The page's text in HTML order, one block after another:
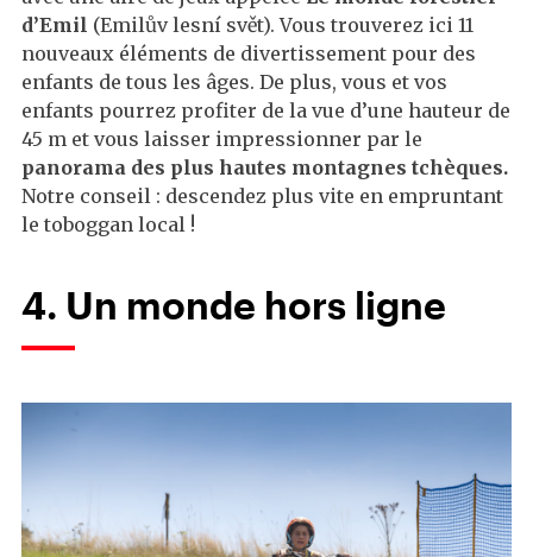
d’Emil (Emilův lesní svět). Vous trouverez ici 11
nouveaux éléments de divertissement pour des
enfants de tous les âges. De plus, vous et vos
enfants pourrez profiter de la vue d’une hauteur de
45 m et vous laisser impressionner par le
panorama des plus hautes montagnes tchèques.
Notre conseil : descendez plus vite en empruntant
le toboggan local !
4. Un monde hors ligne